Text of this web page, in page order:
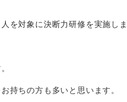
を対象に決断力研修を実施しま
持ちの方も多いと思います。